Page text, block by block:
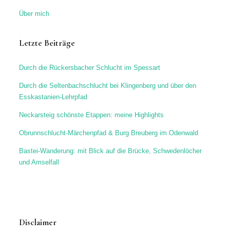
Über mich
Letzte Beiträge
Durch die Rückersbacher Schlucht im Spessart
Durch die Seltenbachschlucht bei Klingenberg und über den
Esskastanien-Lehrpfad
Neckarsteig schönste Etappen: meine Highlights
Obrunnschlucht-Märchenpfad & Burg Breuberg im Odenwald
Bastei-Wanderung: mit Blick auf die Brücke, Schwedenlöcher
und Amselfall
Disclaimer